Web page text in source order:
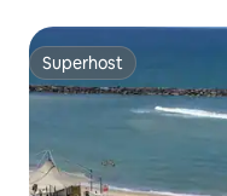
Superhost
Superhost